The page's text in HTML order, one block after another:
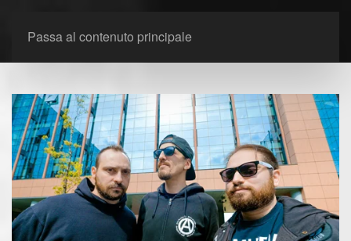
Passa al contenuto principale